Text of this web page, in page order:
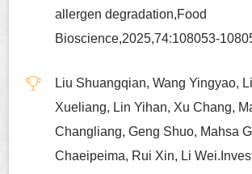
allergen degradation,Food
Bioscience,2025,74:108053-
Liu Shuangqian, Wang Yingyao,
Xueliang, Lin Yihan, Xu Chang,
Changliang, Geng Shuo, Mahsa
Chaeipeima, Rui Xin, Li